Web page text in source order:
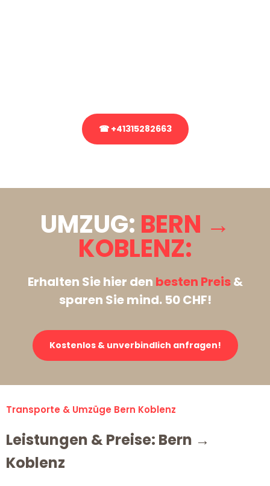
☎ +41315282663
UMZUG: BERN →
KOBLENZ:
Erhalten Sie hier den besten Preis&
sparen Sie mind. 50 CHF!
Kostenlos & unverbindlich anfragen!
Transporte & Umzüge Bern Koblenz
Leistungen & Preise: Bern →
Koblenz